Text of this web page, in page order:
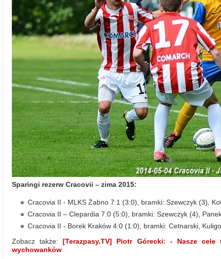
Sparingi rezerw Cracovii – zima 2015:
Cracovia II - MLKS Żabno 7:1 (3:0), bramki: Szewczyk (3),
Cracovia II – Clepardia 7:0 (5:0), bramki: Szewczyk (4),
Cracovia II - Borek Kraków 4:0 (1:0), bramki: Cetnarski,
Zobacz także:[Terazpasy.TV] Piotr Górecki: - Nasze
wychowanków